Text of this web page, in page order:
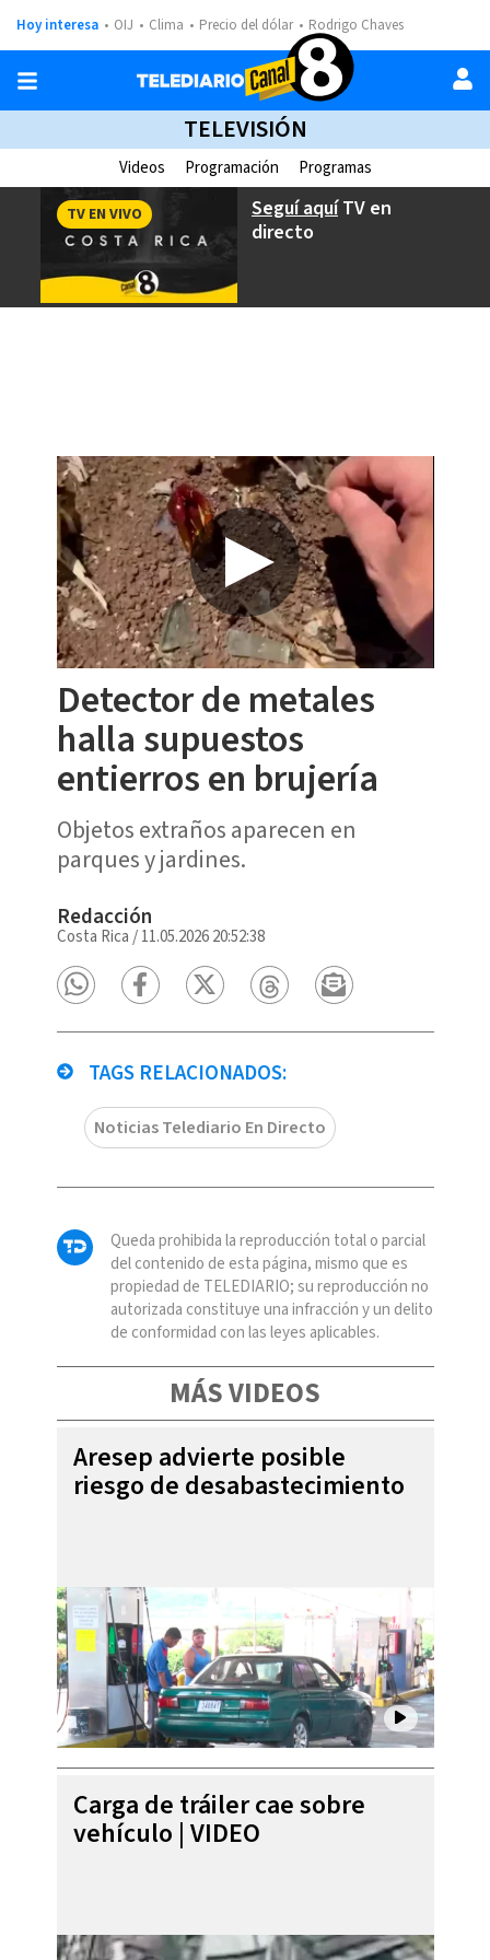
Hoy interesa OIJ Clima Precio del dólar Rodrigo Chaves
TELEVISIÓN
Videos Programación Programas
Seguí aquíTV en
directo
TV EN VIVO
Detector de metales
halla supuestos
entierros en brujería
Objetos extraños aparecen en
parques y jardines.
Redacción
Costa Rica /11.05.2026 20:52:38
TAGS RELACIONADOS:
Noticias Telediario En Directo
Queda prohibida la reproducción total o parcial
del contenido de esta página, mismo que es
propiedad de TELEDIARIO; su reproducción no
autorizada constituye una infracción y un delito
de conformidad con las leyes aplicables.
MÁS VIDEOS
Aresep advierte posible
riesgo de desabastecimiento
Carga de tráiler cae sobre
vehículo | VIDEO